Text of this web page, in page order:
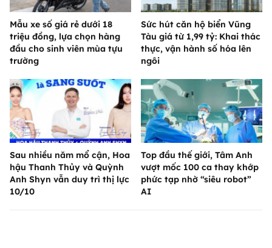
Mẫu xe số giá rẻ dưới 18
triệu đồng, lựa chọn hàng
đầu cho sinh viên mùa tựu
trường
Sức hút căn hộ biển Vũng
Tàu giá từ 1,99 tỷ: Khai thác
thực, vận hành số hóa lên
ngôi
Sau nhiều năm mổ cận, Hoa
hậu Thanh Thủy và Quỳnh
Anh Shyn vẫn duy trì thị lực
10/10
Top đầu thế giới, Tâm Anh
vượt mốc 100 ca thay khớp
phức tạp nhờ “siêu robot”
AI